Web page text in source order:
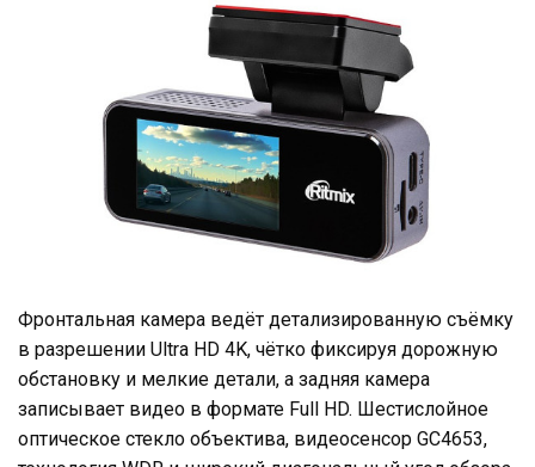
Фронтальная камера ведёт детализированную съёмку
в разрешении Ultra HD 4K, чётко фиксируя дорожную
обстановку и мелкие детали, а задняя камера
записывает видео в формате Full HD. Шестислойное
оптическое стекло объектива, видеосенсор GC4653,